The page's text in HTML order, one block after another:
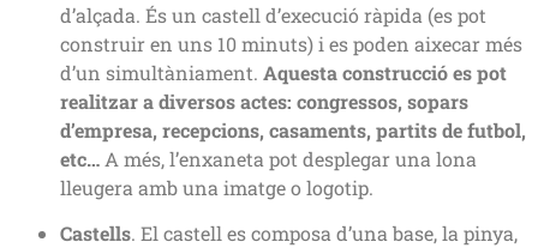
d’alçada. És un castell d’execució ràpida (es pot
construir en uns 10 minuts) i es poden aixecar més
d’un simultàniament. Aquesta construcció es pot
realitzar a diversos actes: congressos, sopars
d’empresa, recepcions, casaments, partits de futbol,
etc… A més, l’enxaneta pot desplegar una lona
lleugera amb una imatge o logotip.
Castells. El castell es composa d’una base, la pinya,